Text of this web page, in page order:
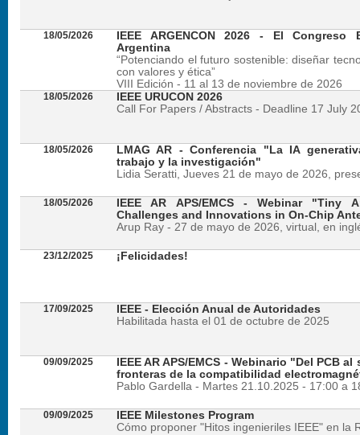
18/05/2026
IEEE ARGENCON 2026 - El
Argentina
“Potenciando el futuro sostenible: diseñar
con valores y ética”
VIII Edición - 11 al 13 de noviembre de 2026
18/05/2026
IEEE URUCON 2026
Call For Papers / Abstracts - Deadline 17 July
18/05/2026
LMAG AR - Conferencia "La IA
trabajo y la investigación"
Lidia Seratti, Jueves 21 de mayo de 2026,
18/05/2026
IEEE AR APS/EMCS - Webinar "Tiny
Challenges and Innovations in On-Chip
Arup Ray - 27 de mayo de 2026, virtual, en
23/12/2025 ¡Felicidades!
17/09/2025
IEEE - Elección Anual de Autoridades
Habilitada hasta el 01 de octubre de 2025
09/09/2025
IEEE AR APS/EMCS - Webinario "Del PCB
fronteras de la compatibilidad
Pablo Gardella - Martes 21.10.2025 - 17:00 a
09/09/2025
IEEE Milestones Program
Cómo proponer "Hitos ingenieriles IEEE" en la